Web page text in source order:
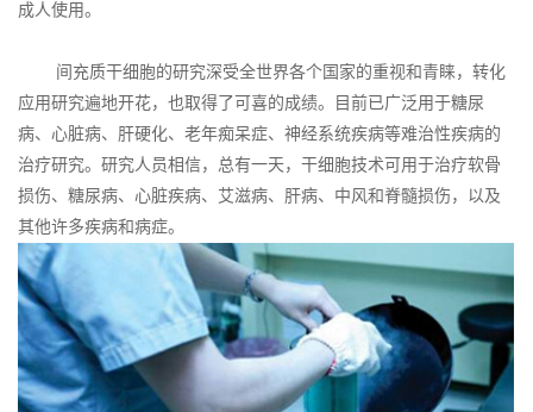
成人使用。
间充质干细胞的研究深受全世界各个国家的重视和青睐，转化
应用研究遍地开花，也取得了可喜的成绩。目前已广泛用于糖尿
病、心脏病、肝硬化、老年痴呆症、神经系统疾病等难治性疾病的
治疗研究。研究人员相信，总有一天，干细胞技术可用于治疗软骨
损伤、糖尿病、心脏疾病、艾滋病、肝病、中风和脊髓损伤，以及
其他许多疾病和病症。